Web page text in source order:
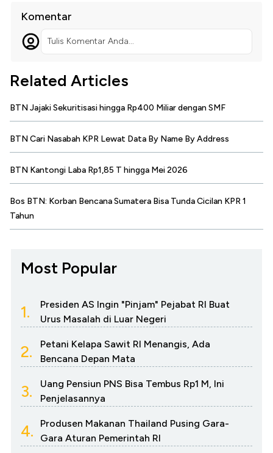
Komentar
Tulis Komentar Anda...
Related Articles
BTN Jajaki Sekuritisasi hingga Rp400 Miliar dengan SMF
BTN Cari Nasabah KPR Lewat Data By Name By Address
BTN Kantongi Laba Rp1,85 T hingga Mei 2026
Bos BTN: Korban Bencana Sumatera Bisa Tunda Cicilan KPR 1
Tahun
Most Popular
1.
Presiden AS Ingin "Pinjam" Pejabat RI Buat
Urus Masalah di Luar Negeri
2.
Petani Kelapa Sawit RI Menangis, Ada
Bencana Depan Mata
3.
Uang Pensiun PNS Bisa Tembus Rp1 M, Ini
Penjelasannya
4.
Produsen Makanan Thailand Pusing Gara-
Gara Aturan Pemerintah RI